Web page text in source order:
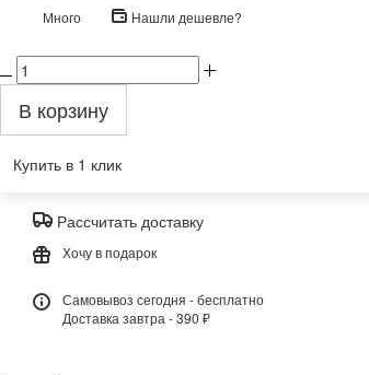
Много Нашли дешевле?
В корзину
Купить в 1 клик
Рассчитать доставку
Хочу в подарок
Самовывоз сегодня - бесплатно
Доставка завтра - 390 ₽